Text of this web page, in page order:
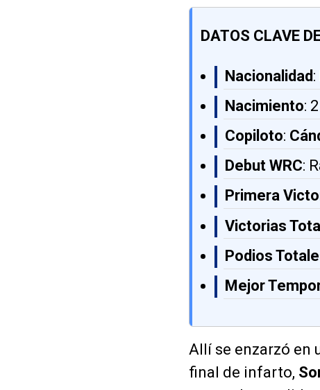
DATOS CLAVE
Nacionalidad
Nacimiento:
Copiloto:
Debut WRC:
Primera
Victorias
Podios
Mejor
Allí se enzarzó en
final de infarto,